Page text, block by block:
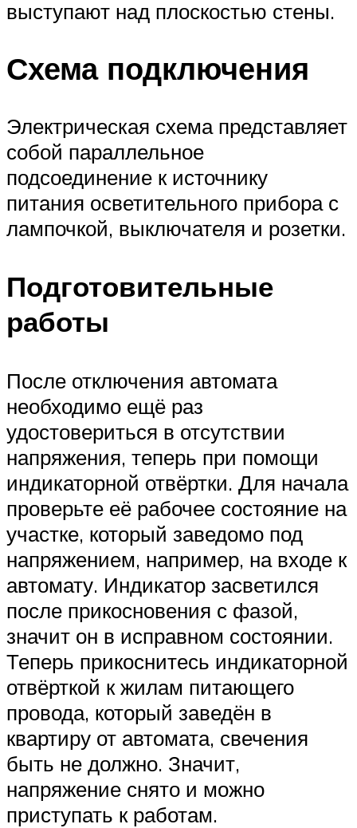
выступают над плоскостью стены.
Схема подключения
Электрическая схема представляет
собой параллельное
подсоединение к источнику
питания осветительного прибора с
лампочкой, выключателя и розетки.
Подготовительные
работы
После отключения автомата
необходимо ещё раз
удостовериться в отсутствии
напряжения, теперь при помощи
индикаторной отвёртки. Для начала
проверьте её рабочее состояние на
участке, который заведомо под
напряжением, например, на входе к
автомату. Индикатор засветился
после прикосновения с фазой,
значит он в исправном состоянии.
Теперь прикоснитесь индикаторной
отвёрткой к жилам питающего
провода, который заведён в
квартиру от автомата, свечения
быть не должно. Значит,
напряжение снято и можно
приступать к работам.